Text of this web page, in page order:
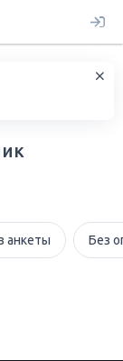
анкеты Без